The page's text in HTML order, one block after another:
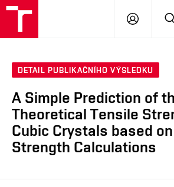
DETAIL PUBLIKAČNÍHO VÝSLEDKU
A Simple Prediction of
Theoretical Tensile
Cubic Crystals based
Strength Calculations